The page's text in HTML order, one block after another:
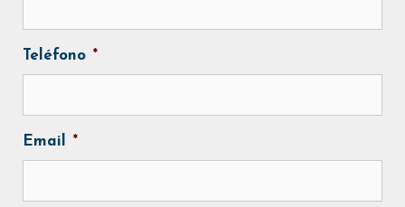
Teléfono *
Email *